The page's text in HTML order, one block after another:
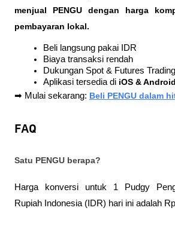
menjual PENGU dengan harga
pembayaran lokal.
Beli langsung pakai IDR
Biaya transaksi rendah
Dukungan Spot & Futures Trading
Aplikasi tersedia di iOS & Android
➡ Mulai sekarang: Beli PENGU dalam
FAQ
Satu PENGU berapa?
Harga konversi untuk 1 Pudgy
Rupiah Indonesia (IDR) hari ini adalah